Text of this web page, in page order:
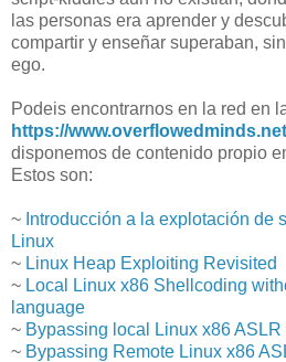
las personas era aprender y
compartir y enseñar superaban,
ego.
Podeis encontrarnos en la red en
https://www.overflowedminds.net
disponemos de contenido propio
Estos son:
~ Introducción a la explotación de
Linux
~ Linux Heap Exploiting Revisited
~ Local Linux x86 Shellcoding
language
~ Bypassing local Linux x86 ASLR
~ Bypassing Remote Linux x86